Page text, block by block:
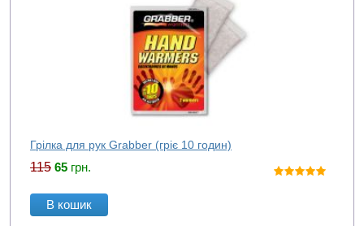
Грілка для рук Grabber (гріє 10 годин)
115 65 грн.
В кошик